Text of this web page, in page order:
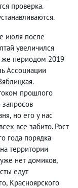
проверка.
июля после
увеличился
же периодом 2019
Ассоциации
прошлого
, но его у нас
все забито. Рост
года порядка
на территории
нет домиков,
едут
, Красноярского